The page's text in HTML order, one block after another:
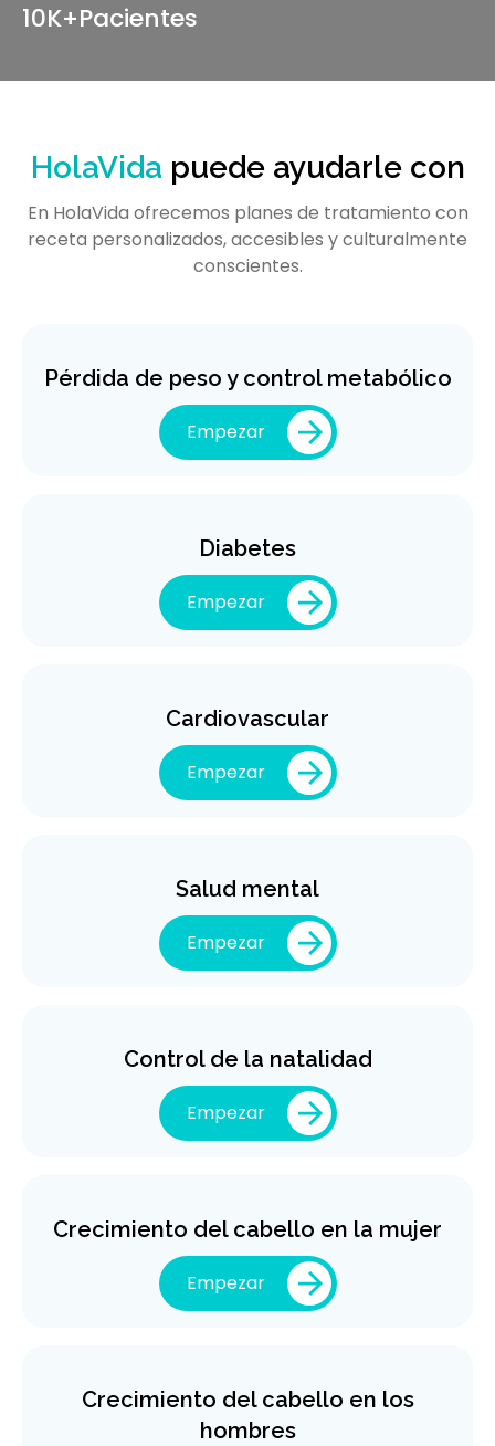
10K+Pacientes
HolaVida puede ayudarle con
En HolaVida ofrecemos planes de tratamiento con
receta personalizados, accesibles y culturalmente
conscientes.
Pérdida de peso y control metabólico
Empezar
Diabetes
Empezar
Cardiovascular
Empezar
Salud mental
Empezar
Control de la natalidad
Empezar
Crecimiento del cabello en la mujer
Empezar
Crecimiento del cabello en los
hombres